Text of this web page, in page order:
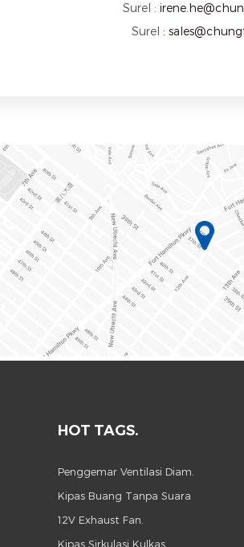
Surel :
Surel :
HOT TAGS.
Penggemar Ventilasi Diam.
Kipas Buang Tanpa Suara
12V Exhaust Fan.
Kipas Sirkulasi Kulkas